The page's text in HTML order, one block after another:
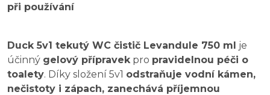
při používání
Duck 5v1 tekutý WC čistič Levandule 750 ml je
účinný gelový přípravek pro pravidelnou péči o
toalety. Díky složení 5v1 odstraňuje vodní kámen,
nečistoty i zápach, zanechává příjemnou